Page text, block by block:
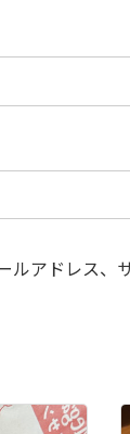
アドレス、